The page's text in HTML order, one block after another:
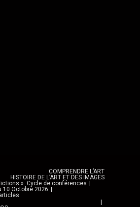
COMPRENDRE L’ART
HISTOIRE DE L’ART ET DES IMAGES
». Cycle de conférences
10 Octobre 2026
articles